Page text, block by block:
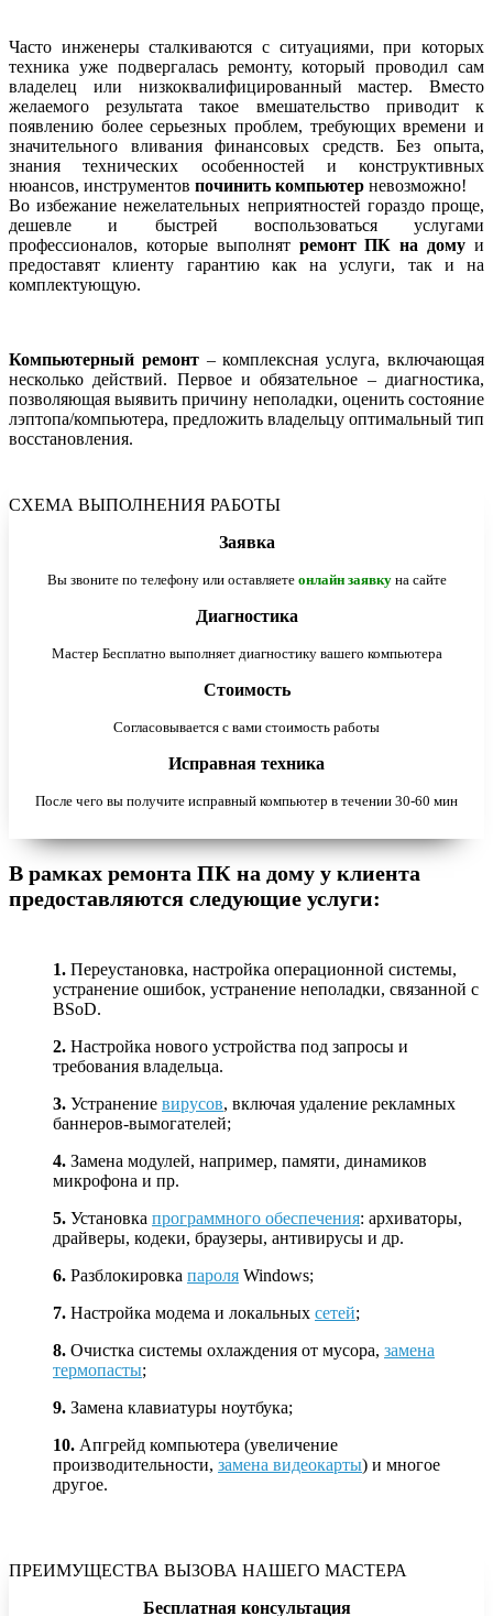
Часто инженеры сталкиваются с ситуациями, при которых
техника уже подвергалась ремонту, который проводил сам
владелец или низкоквалифицированный мастер. Вместо
желаемого результата такое вмешательство приводит к
появлению более серьезных проблем, требующих времени и
значительного вливания финансовых средств. Без опыта,
знания технических особенностей и конструктивных
нюансов, инструментов починить компьютер невозможно!
Во избежание нежелательных неприятностей гораздо проще,
дешевле и быстрей воспользоваться услугами
профессионалов, которые выполнят ремонт ПК на дому и
предоставят клиенту гарантию как на услуги, так и на
комплектующую.
Компьютерный ремонт– комплексная услуга, включающая
несколько действий. Первое и обязательное – диагностика,
позволяющая выявить причину неполадки, оценить состояние
лэптопа/компьютера, предложить владельцу оптимальный тип
восстановления.
СХЕМА ВЫПОЛНЕНИЯ РАБОТЫ
Заявка
Вы звоните по телефону или оставляете онлайн заявкуна сайте
Диагностика
Мастер Бесплатно выполняет диагностику вашего компьютера
Стоимость
Согласовывается с вами стоимость работы
Исправная техника
После чего вы получите исправный компьютер в течении 30-60 мин
В рамках ремонта ПК на дому у клиента
предоставляются следующие услуги:
1. Переустановка, настройка операционной системы,
устранение ошибок, устранение неполадки, связанной с
BSoD.
2. Настройка нового устройства под запросы и
требования владельца.
3. Устранение вирусов, включая удаление рекламных
баннеров-вымогателей;
4. Замена модулей, например, памяти, динамиков
микрофона и пр.
5. Установка программного обеспечения: архиваторы,
драйверы, кодеки, браузеры, антивирусы и др.
6. Разблокировка пароля Windows;
7. Настройка модема и локальных сетей;
8. Очистка системы охлаждения от мусора, замена
термопасты;
9. Замена клавиатуры ноутбука;
10. Апгрейд компьютера (увеличение
производительности, замена видеокарты) и многое
другое.
ПРЕИМУЩЕСТВА ВЫЗОВА НАШЕГО МАСТЕРА
Бесплатная консультация